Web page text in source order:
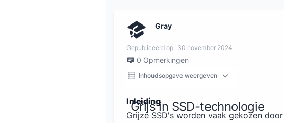
Gray
Gepubliceerd op: 30 november 2024
0 Opmerkingen
Inhoudsopgave weergeven
Inleiding
Grijs in SSD-technologie
Grijze SSD's worden vaak gekozen